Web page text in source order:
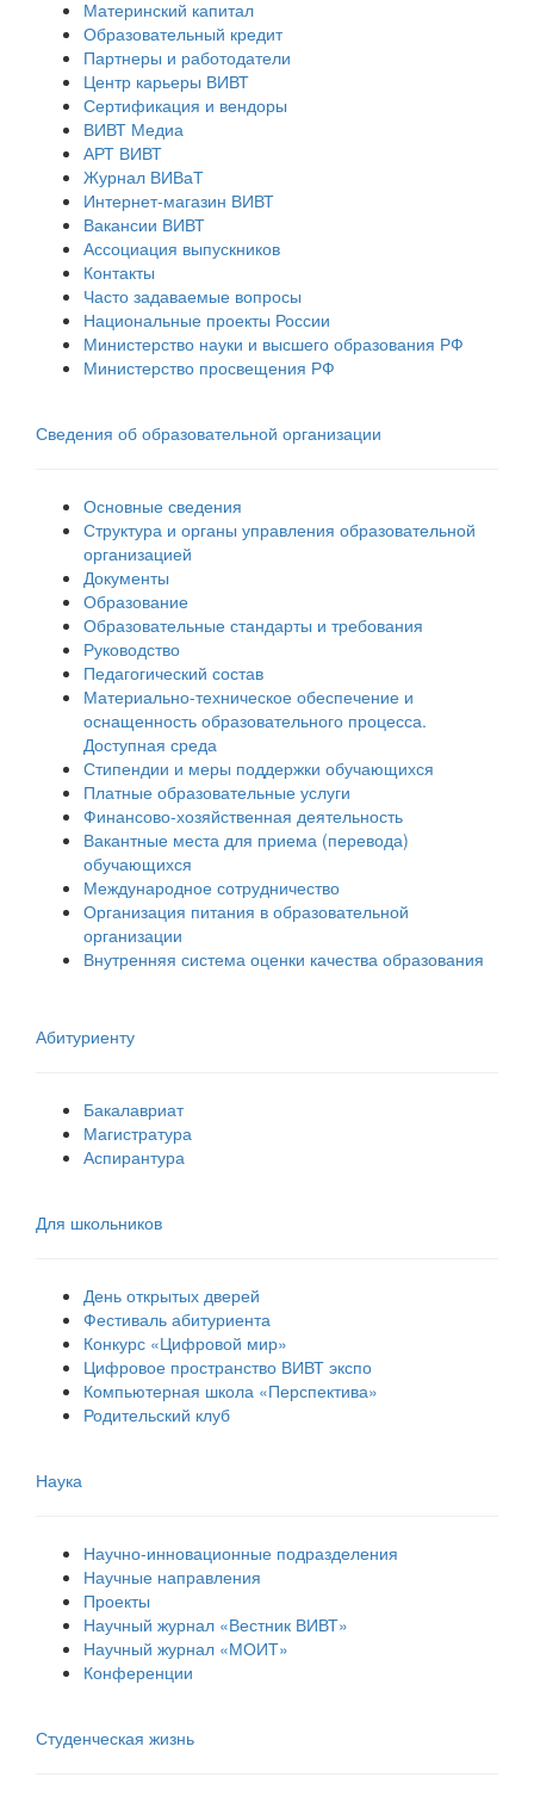
Материнский капитал
Образовательный кредит
Партнеры и работодатели
Центр карьеры ВИВТ
Сертификация и вендоры
ВИВТ Медиа
АРТ ВИВТ
Журнал ВИВаТ
Интернет-магазин ВИВТ
Вакансии ВИВТ
Ассоциация выпускников
Контакты
Часто задаваемые вопросы
Национальные проекты России
Министерство науки и высшего образования РФ
Министерство просвещения РФ
Сведения об образовательной организации
Основные сведения
Структура и органы управления образовательной
организацией
Документы
Образование
Образовательные стандарты и требования
Руководство
Педагогический состав
Материально-техническое обеспечение и
оснащенность образовательного процесса.
Доступная среда
Стипендии и меры поддержки обучающихся
Платные образовательные услуги
Финансово-хозяйственная деятельность
Вакантные места для приема (перевода)
обучающихся
Международное сотрудничество
Организация питания в образовательной
организации
Внутренняя система оценки качества образования
Абитуриенту
Бакалавриат
Магистратура
Аспирантура
Для школьников
День открытых дверей
Фестиваль абитуриента
Конкурс «Цифровой мир»
Цифровое пространство ВИВТ экспо
Компьютерная школа «Перспектива»
Родительский клуб
Наука
Научно-инновационные подразделения
Научные направления
Проекты
Научный журнал «Вестник ВИВТ»
Научный журнал «МОИТ»
Конференции
Студенческая жизнь